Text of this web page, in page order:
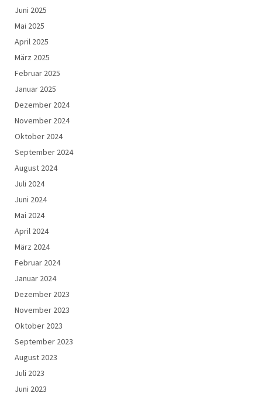
Juni 2025
Mai 2025
April 2025
März 2025
Februar 2025
Januar 2025
Dezember 2024
November 2024
Oktober 2024
September 2024
August 2024
Juli 2024
Juni 2024
Mai 2024
April 2024
März 2024
Februar 2024
Januar 2024
Dezember 2023
November 2023
Oktober 2023
September 2023
August 2023
Juli 2023
Juni 2023